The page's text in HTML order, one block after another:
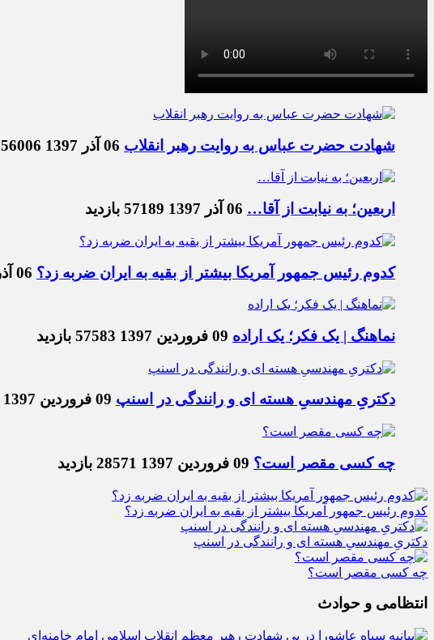
شهادت حضرت عباس به روایت رهبر انقلاب 06 آذر 1397 56006 بازدید
اربعین؛ به نیابت از آقا… 06 آذر 1397 57189 بازدید
کدوم رئیس جمهور آمریکا بیشتر از بقیه به ایران ضربه زد؟ 06 آذر 1397
نماهنگ | یک فکر؛ یک اراده 09 فروردین 1397 57583 بازدید
دکتریِ مهندسیِ هسته ای و رانندگی در اسنپ 09 فروردین 1397
چه کسی مقصر است؟ 09 فروردین 1397 28571 بازدید
کدوم رئیس جمهور آمریکا بیشتر از بقیه به ایران ضربه زد؟
دکتریِ مهندسیِ هسته ای و رانندگی در اسنپ
چه کسی مقصر است؟
انتظامی و حوادث